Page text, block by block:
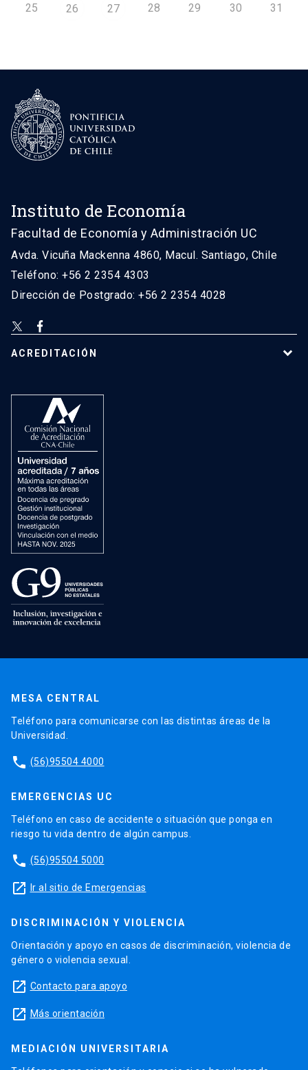
25 26 27 28 29 30 31
Instituto de Economía
Facultad de Economía y Administración UC
Avda. Vicuña Mackenna 4860, Macul. Santiago, Chile
Teléfono: +56 2 2354 4303
Dirección de Postgrado: +56 2 2354 4028
ACREDITACIÓN
MESA CENTRAL
Teléfono para comunicarse con las distintas áreas de la
Universidad.
phone (56)95504 4000
EMERGENCIAS UC
Teléfono en caso de accidente o situación que ponga en
riesgo tu vida dentro de algún campus.
phone (56)95504 5000
launch Ir al sitio de Emergencias
DISCRIMINACIÓN Y VIOLENCIA
Orientación y apoyo en casos de discriminación, violencia de
género o violencia sexual.
launch Contacto para apoyo
launch Más orientación
MEDIACIÓN UNIVERSITARIA